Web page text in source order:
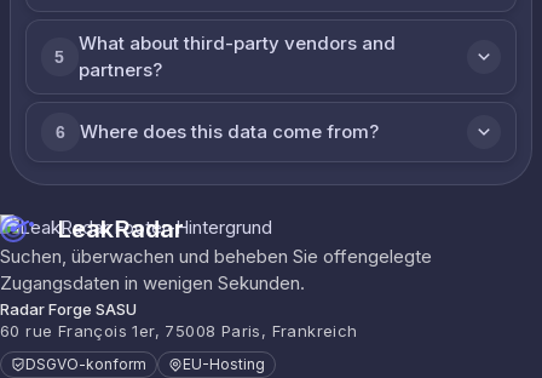
5
What about third-party vendors and
partners?
6 Where does this data come from?
LeakRadar
Suchen, überwachen und beheben Sie offengelegte
Zugangsdaten in wenigen Sekunden.
Radar Forge SASU
60 rue François 1er, 75008 Paris, Frankreich
DSGVO-konform EU-Hosting